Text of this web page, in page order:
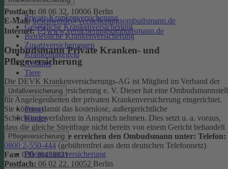
Private Krankenversicherung
Gesetzliche Krankenversicherung
Betriebliche Krankenversicherung
Zusatzversicherungen
Krankentagegeld
Ausland
Tiere
Unfallversicherung
Privat
Kinder
Pflegeversicherung
Pflegezusatzversicherung
Fax:0800 3-699-000
Postfach: 08 06 32, 10006 Berlin
E-Mail:beschwerde@versicherungsombudsmann.de
Internet:
www.versicherungsombudsmann.de
Ombudsmann Private Kranken- und
Pflegeversicherung
Die DEVK Krankenversicherungs-AG ist Mitglied im Verband der
privaten Krankenversicherung e. V. Dieser hat eine
für Angelegenheiten der privaten Krankenversicherung eingerichtet.
Sie können damit das kostenlose, außergerichtliche
Schlichtungsverfahren in Anspruch nehmen. Dies setzt u. a. voraus,
dass die gleiche Streitfrage nicht bereits von einem Gericht behandelt
wird oder wurde.Sie erreichen den Ombudsmann unter: Telefon:
0800 2-550-444 (gebührenfrei aus dem deutschen Telefonnetz)
Fax: 030 20458931
Postfach: 06 02 22, 10052 Berlin